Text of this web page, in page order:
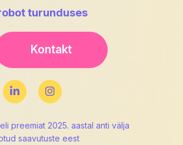
turunduses
Kontakt
preemiat 2025. aastal anti välja
saavutuste eest